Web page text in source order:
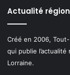
Actualité
Créé en 2006,
qui publie
Lorraine.